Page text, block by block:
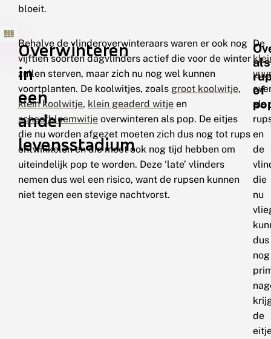
bloeit.
Overwinteren
in
een
ander
levensstadium
Behalve de vlinderoverwinteraars waren er ook nog
vijftien soorten dagvlinders actief die voor de winter
zullen sterven, maar zich nu nog wel kunnen
voortplanten. De koolwitjes, zoals groot koolwitje,
klein koolwitje, klein geaderd witje en
scheefbloemwitje overwinteren als pop. De eitjes
die nu worden afgezet moeten zich dus nog tot rups
ontwikkelen en die moet ook nog tijd hebben om
uiteindelijk pop te worden. Deze ‘late’ vlinders
nemen dus wel een risico, want de rupsen kunnen
niet tegen een stevige nachtvorst.
als
of
De
als
en
de
die
nu
dus
nog
de